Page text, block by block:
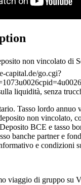
non vincolato di
capital.de/go.cgi?
liquidità, senza
Tasso lordo annuo
non vincolato,
BCE e tasso
banche partner e
e condizioni
viaggio di gruppo su